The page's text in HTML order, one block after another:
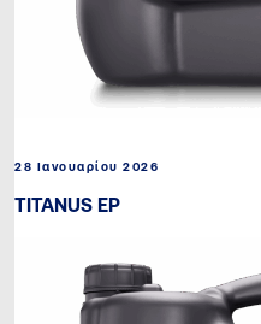
28 Ιανουαρίου 2026
TITANUS EP